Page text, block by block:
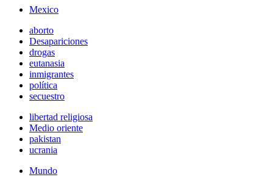
Mexico
aborto
Desapariciones
drogas
eutanasia
inmigrantes
política
secuestro
libertad religiosa
Medio oriente
pakistan
ucrania
Mundo